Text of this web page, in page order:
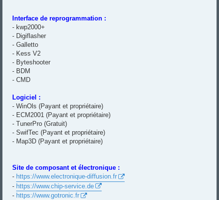
Interface de reprogrammation :
- kwp2000+
- Digiflasher
- Galletto
- Kess V2
- Byteshooter
- BDM
- CMD
Logiciel :
- WinOls (Payant et propriétaire)
- ECM2001 (Payant et propriétaire)
- TunerPro (Gratuit)
- SwifTec (Payant et propriétaire)
- Map3D (Payant et propriétaire)
Site de composant et électronique :
- https://www.electronique-diffusion.fr
- https://www.chip-service.de
- https://www.gotronic.fr